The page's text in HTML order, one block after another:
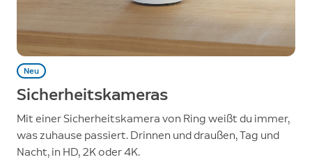
Neu
Sicherheitskameras
Mit einer Sicherheitskamera von Ring weißt du immer,
was zuhause passiert. Drinnen und draußen, Tag und
Nacht, in HD, 2K oder 4K.